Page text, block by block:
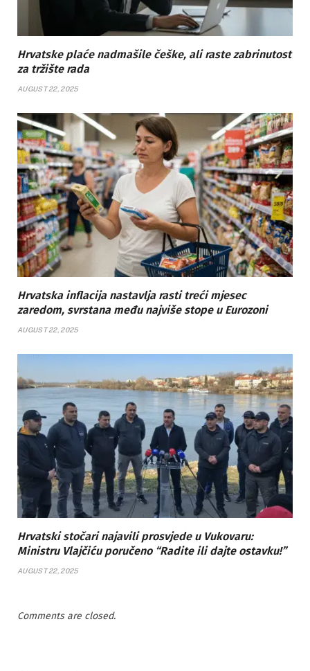
Hrvatske plaće nadmašile češke, ali raste zabrinutost
za tržište rada
AUGUST 22, 2025
Hrvatska inflacija nastavlja rasti treći mjesec
zaredom, svrstana među najviše stope u Eurozoni
AUGUST 22, 2025
Hrvatski stočari najavili prosvjede u Vukovaru:
Ministru Vlajčiću poručeno “Radite ili dajte ostavku!”
AUGUST 22, 2025
Comments are closed.